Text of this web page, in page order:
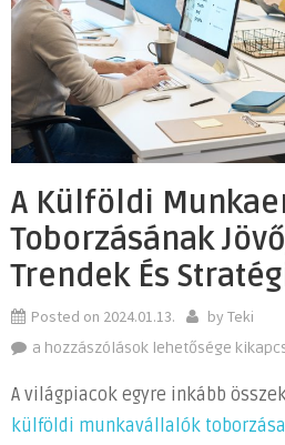
A Külföldi
Toborzásának
Trendek És
Posted on 2024.01.13. by Teki
A
munkaerő
toborzásának
a hozzászólások lehetősége
A világpiacok egyre inkább
külföldi munkavállalók toborzása